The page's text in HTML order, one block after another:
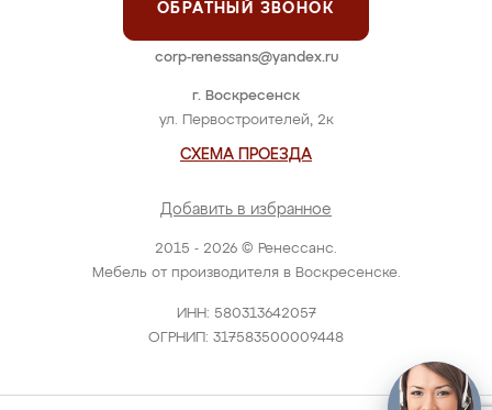
2015 - 2026 © Ренессанс.
Мебель от производителя в Воскресенске.
ИНН: 580313642057
ОГРНИП: 317583500009448
г. Воскресенск
ул. Первостроителей, 2к
СХЕМА ПРОЕЗДА
Добавить в избранное
ОБРАТНЫЙ ЗВОНОК
corp-renessans@yandex.ru